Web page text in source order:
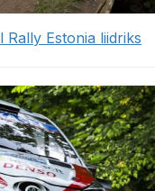
Estonia liidriks